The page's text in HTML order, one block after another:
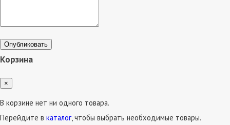
Опубликовать
Корзина
×
В корзине нет ни одного товара.
Перейдите в каталог, чтобы выбрать необходимые товары.